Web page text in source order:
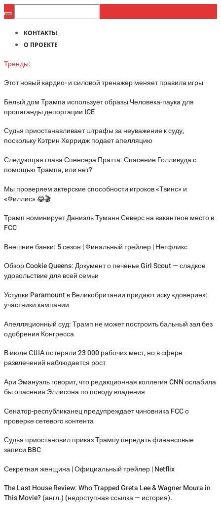
КОНТАКТЫ
О ПРОЕКТЕ
Тренды:
Этот новый кардио- и силовой тренажер меняет правила игры
Белый дом Трампа использует образы Человека-паука для
пропаганды депортации ICE
Судья приостанавливает штрафы за неуважение к суду,
поскольку Кэтрин Херридж подает апелляцию
Следующая глава Спенсера Пратта: Спасение Голливуда с
помощью Трампа, или нет?
Мы проверяем актерские способности игроков «Твинс» и
«Филлис» 😂🎬
Трамп номинирует Даниэль Туманн Северс на вакантное место в
FCC
Внешние банки: 5 сезон | Финальный трейлер | Нетфликс
Обзор Cookie Queens: Документ о печенье Girl Scout — сладкое
удовольствие для всей семьи
Уступки Paramount в Великобритании придают иску «доверие»:
участники кампании
Апелляционный суд: Трамп не может построить бальный зал без
одобрения Конгресса
В июле США потеряли 23 000 рабочих мест, но в сфере
развлечений наблюдается рост
Ари Эмануэль говорит, что редакционная коллегия CNN ослабила
бы опасения Эллисона по поводу владения
Сенатор-республиканец предупреждает чиновника FCC о
проверке сетевого контента
Судья приостановил приказ Трампу передать финансовые
записи BBC
Секретная женщина | Официальный трейлер | Netflix
The Last House Review: Who Trapped Greta Lee & Wagner Moura in
This Movie? (англ.) (недоступная ссылка — история).